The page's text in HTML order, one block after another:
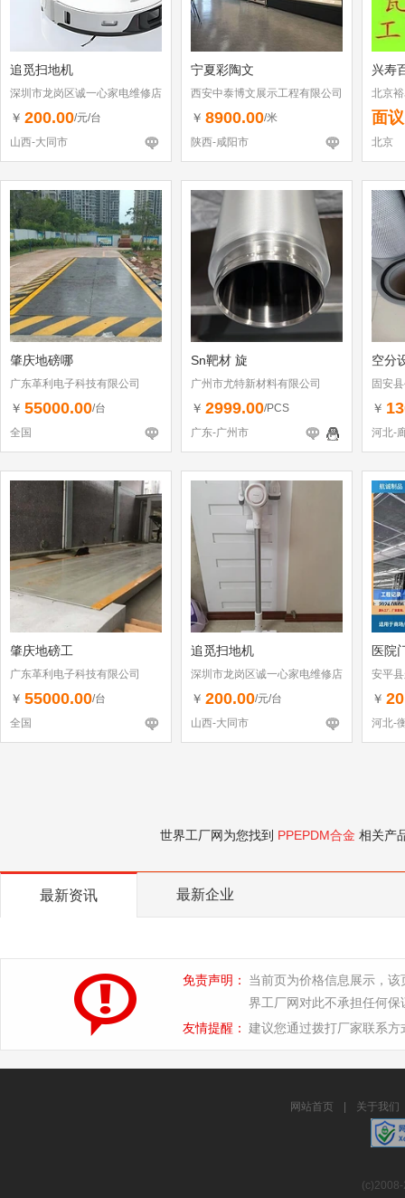
追觅扫地机
深圳市龙岗区诚一心家电维修店
（个体工商户）
￥ 200.00/元/台
山西-大同市
宁夏彩陶文
西安中泰博文展示工程有限公司
￥ 8900.00/米
陕西-咸阳市
兴寿
北京
公司
面议
北京
肇庆地磅哪
广东革利电子科技有限公司
￥ 55000.00/台
全国
Sn靶材 旋
广州市尤特新材料有限公司
￥ 2999.00/PCS
广东-广州市
空分
固安
￥
河北-
肇庆地磅工
广东革利电子科技有限公司
￥ 55000.00/台
全国
追觅扫地机
深圳市龙岗区诚一心家电维修店
（个体工商户）
￥ 200.00/元/台
山西-大同市
医院
安平
￥
河北-
世界工厂网为您找到 PPEPDM合金 相关产
最新资讯 最新企业
免责声明：
当前页为价格信息展示，
界工厂网对此不承担任何保
友情提醒： 建议您通过拨打厂家联系
网站首页 关于我们